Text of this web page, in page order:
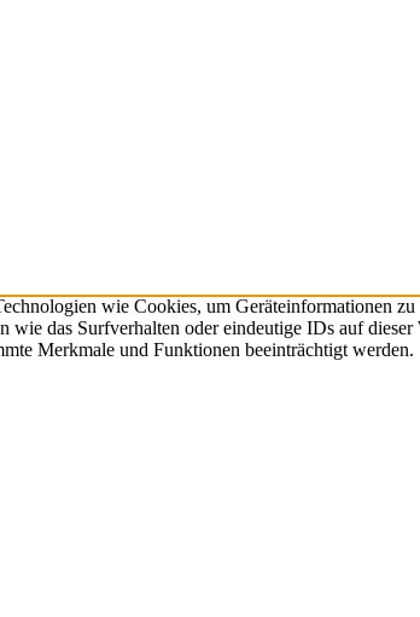
wie Cookies, um Geräteinformationen
das Surfverhalten oder eindeutige IDs auf
Merkmale und Funktionen beeinträchtigt werden.